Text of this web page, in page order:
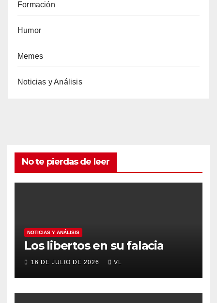
Formación
Humor
Memes
Noticias y Análisis
No te pierdas de leer
NOTICIAS Y ANÁLISIS
Los libertos en su falacia
16 DE JULIO DE 2026 VL